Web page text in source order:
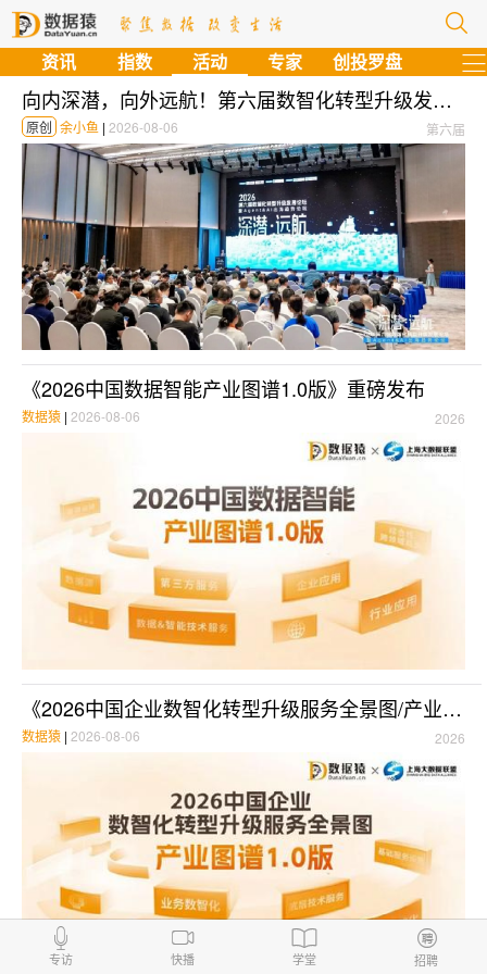
资讯 指数 活动 专家 创投罗盘
向内深潜，向外远航！第六届数智化转型升级发展论坛圆满收官
第六届
原创 余小鱼 | 2026-08-06
《2026中国数据智能产业图谱1.0版》重磅发布
2026
数据猿 | 2026-08-06
《2026中国企业数智化转型升级服务全景图/产业图谱1.0版》重磅发布
2026
数据猿 | 2026-08-06
专访 快播 学堂 招聘